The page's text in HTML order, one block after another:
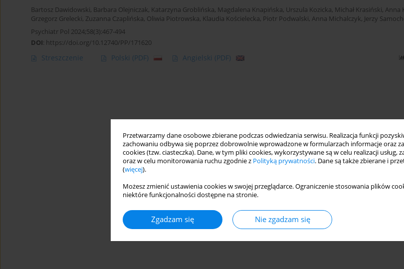
Przetwarzamy dane osobowe zbierane podczas odwiedzania serwisu. Realizacja funkcji
zachowaniu odbywa się poprzez dobrowolnie wprowadzone w formularzach informacje oraz
cookies (tzw. ciasteczka). Dane, w tym pliki cookies, wykorzystywane są w celu realizacji
oraz w celu monitorowania ruchu zgodnie z Polityką prywatności. Dane są także zbierane i
(więcej).
Możesz zmienić ustawienia cookies w swojej przeglądarce. Ograniczenie stosowania plików
niektóre funkcjonalności dostępne na stronie.
Zgadzam się Nie zgadzam się
Bartosz Dawidowski, Barbara Olejniczak, Katarzyna Groblińska, Magdalena Knapińska, Urszula Kozicka, Michał Krasiński, Anna
Grzegorz Grelecki, Zuzanna Czaplińska, Oliwia Piotrowska, Klaudia Kościelecka, Piotr Podwalski, Anna Michalczyk, Jerzy
Psychiatr Pol 2024;58(3):467-494
DOI: https://doi.org/10.12740/PP/171620
Streszczenie Polski (PDF) Angielski (PDF)